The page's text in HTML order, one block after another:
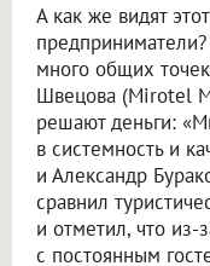
А как же видят
много общих
Швецова (Mirotel
решают деньги:
в системность и
и Александр
сравнил
и отметил, что из-
с постоянным